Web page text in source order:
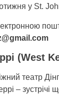
у St.
(West
театр
–